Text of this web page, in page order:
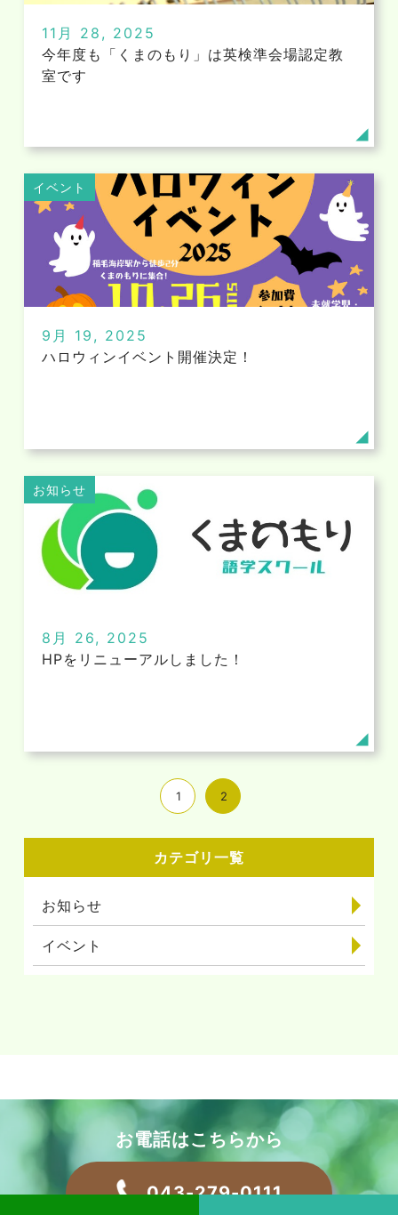
11月 28, 2025
今年度も「くまのもり」は英検準会場認定教
室です
イベント
9月 19, 2025
ハロウィンイベント開催決定！
お知らせ
8月 26, 2025
HPをリニューアルしました！
1 2
カテゴリ一覧
お知らせ
イベント
お電話はこちらから
043-279-0111